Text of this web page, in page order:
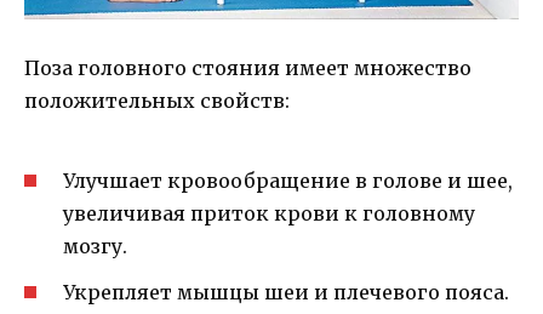
Поза головного стояния имеет множество
положительных свойств:
Улучшает кровообращение в голове и шее,
увеличивая приток крови к головному
мозгу.
Укрепляет мышцы шеи и плечевого пояса.